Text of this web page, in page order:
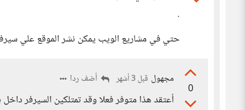
.
حتي في مشاريع الويب يمكن نشر الموقع علي
0
مجهول قبل 3 أشهر أضف ردا
أعتقد هذا متوفر فعلا وقد تمتلكين السيرفر داخل